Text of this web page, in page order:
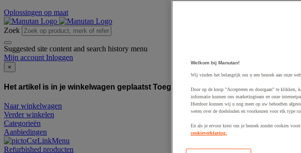
Oplossingen op maat
Zoek
Suggested site content and search history menu
Mijn account Inloggen
×
Het artikel is in je winkelwagen geplaatst Toegevoegd aan winkelwagen
Naar winkelwagen
Verder winkelen
Categorieën
Aanbiedingen
Refurbished producten
Welkom bij Manutan!
Wij vinden het belangrijk om u een bezoek aan onze
Door op de knop "Accepteren en doorgaan" te klikken,
informatie kunnen ons marketingteam en onze
Hierdoor kunnen wij u nog meer op uw behoeften
weten over de doeleinden en voorkeuren voor elk type
En als je ervoor kiest om je bezoek zonder cookies
cookieverklaring.